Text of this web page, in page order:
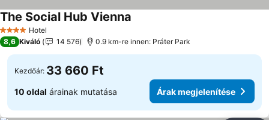
4 KategóriaHotel
The Social Hub Vienna
8,6 Kiváló 14 576 0.9 km-re innen: Práter Park
Kezdőár: 33 660 Ft
10 oldal árainak mutatása Árak megjelenítése